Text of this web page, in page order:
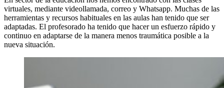
virtuales, mediante videollamada, correo y Whatsapp. Muchas de las
herramientas y recursos habituales en las aulas han tenido que ser
adaptadas. El profesorado ha tenido que hacer un esfuerzo rápido y
continuo en adaptarse de la manera menos traumática posible a la
nueva situación.